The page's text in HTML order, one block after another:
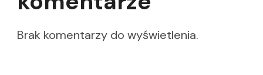
Brak komentarzy do wyświetlenia.